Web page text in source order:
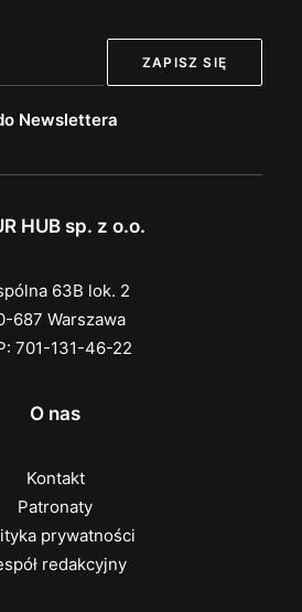
Newslettera
HUB sp. z o.o.
63B lok. 2
687 Warszawa
701-131-46-22
O nas
Kontakt
Patronaty
prywatności
redakcyjny